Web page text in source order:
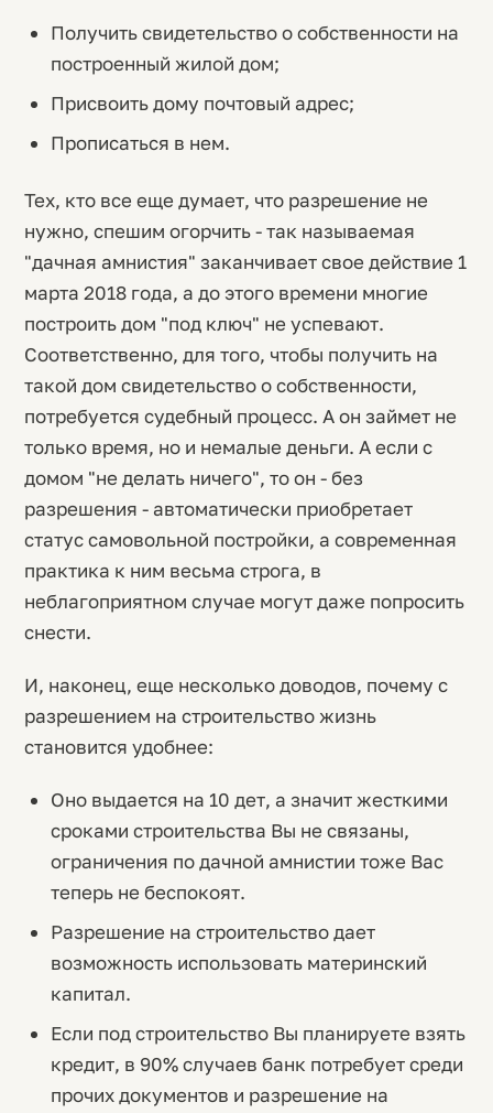
Получить свидетельство о собственности на
построенный жилой дом;
Присвоить дому почтовый адрес;
Прописаться в нем.
Тех, кто все еще думает, что разрешение не
нужно, спешим огорчить - так называемая
"дачная амнистия" заканчивает свое действие 1
марта 2018 года, а до этого времени многие
построить дом "под ключ" не успевают.
Соответственно, для того, чтобы получить на
такой дом свидетельство о собственности,
потребуется судебный процесс. А он займет не
только время, но и немалые деньги. А если с
домом "не делать ничего", то он - без
разрешения - автоматически приобретает
статус самовольной постройки, а современная
практика к ним весьма строга, в
неблагоприятном случае могут даже попросить
снести.
И, наконец, еще несколько доводов, почему с
разрешением на строительство жизнь
становится удобнее:
Оно выдается на 10 дет, а значит жесткими
сроками строительства Вы не связаны,
ограничения по дачной амнистии тоже Вас
теперь не беспокоят.
Разрешение на строительство дает
возможность использовать материнский
капитал.
Если под строительство Вы планируете взять
кредит, в 90% случаев банк потребует среди
прочих документов и разрешение на